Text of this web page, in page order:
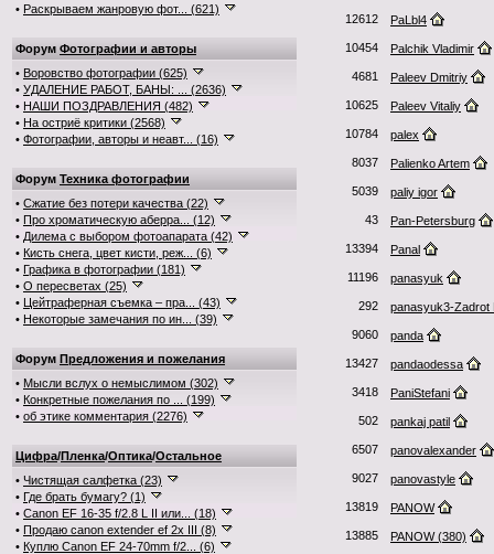
• Раскрываем жанровую фот... (621)
Форум Фотографии и авторы
• Воровство фотографии (625)
• УДАЛЕНИЕ РАБОТ, БАНЫ: ... (2636)
• НАШИ ПОЗДРАВЛЕНИЯ (482)
• На остриё критики (2568)
• Фотографии, авторы и неавт... (16)
Форум Техника фотографии
• Сжатие без потери качества (22)
• Про хроматическую аберра... (12)
• Дилема с выбором фотоапарата (42)
• Кисть снега, цвет кисти, реж... (6)
• Графика в фотографии (181)
• О пересветах (25)
• Цейтраферная съемка – пра... (43)
• Некоторые замечания по ин... (39)
Форум Предложения и пожелания
• Мысли вслух о немыслимом (302)
• Конкретные пожелания по ... (199)
• об этике комментария (2276)
Цифра/Пленка/Оптика/Остальное
• Чистящая салфетка (23)
• Где брать бумагу? (1)
• Canon EF 16-35 f/2.8 L II или... (18)
• Продаю canon extender ef 2x III (8)
• Куплю Canon EF 24-70mm f/2... (6)
12612 PaLbl4
10454 Palchik Vladimir
4681 Paleev Dmitriy
10625 Paleev Vitaliy
10784 palex
8037 Palienko Artem
5039 paliy igor
43 Pan-Petersburg
13394 Panal
11196 panasyuk
292 panasyuk3-Zadrot
9060 panda
13427 pandaodessa
3418 PaniStefani
502 pankaj patil
6507 panovalexander
9027 panovastyle
13819 PANOW
13885 PANOW (380)